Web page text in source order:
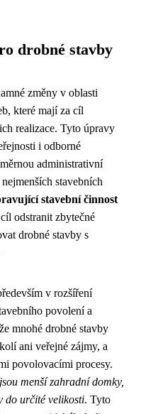
drobné stavby
změny v oblasti
které mají za cíl
realizace. Tyto úpravy
i odborné
administrativní
stavebních
stavební činnost
odstranit zbytečné
drobné stavby s
v rozšíření
povolení a
mnohé drobné stavby
ani veřejné zájmy, a
povolovacími procesy.
menší zahradní domky,
do určité velikosti. Tyto